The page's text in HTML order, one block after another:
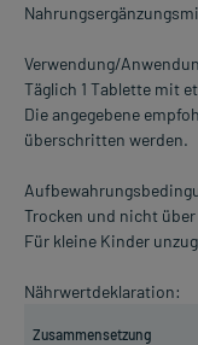
Verwendung/
Täglich 1 Tablette mit
Die angegebene
überschritten werden.
Trocken und nicht über
Für kleine Kinder
Nährwertdeklaration:
Zusammensetzung